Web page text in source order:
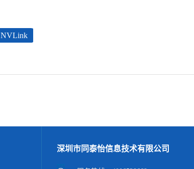
NVLink
深圳市同泰怡信息技术有限公司